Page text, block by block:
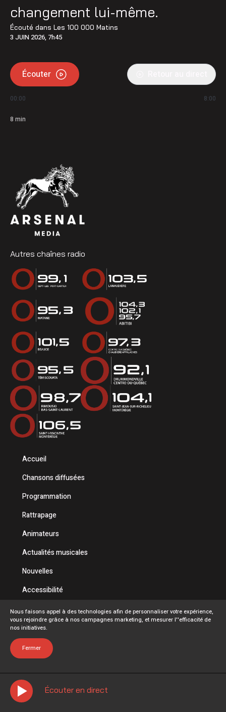
Écouter en direct
changement lui-même.
Écouté dans Les 100 000 Matins
3 JUIN 2026, 7h45
Écouter
00:00 8:00
8 min
Autres chaînes radio
Accueil
Chansons diffusées
Programmation
Rattrapage
Animateurs
Actualités musicales
Nouvelles
Accessibilité
Politique de confidentialité
Conditions d'utilisation
FAQ
Nous faisons appel à des technologies afin de personnaliser votre expérience,
vous rejoindre grâce à nos campagnes marketing, et mesurer l''efficacité de
nos initiatives.
Fermer